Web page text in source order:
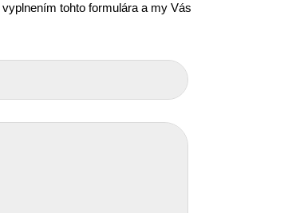
tohto formulára a my Vás